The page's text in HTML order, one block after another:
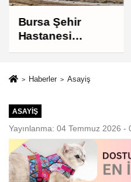
Bursa Şehir
Hastanesi
otoparkı bu ay
Haberler Asayiş
ASAYIŞ
Yayınlanma: 04 Temmuz 2026 -